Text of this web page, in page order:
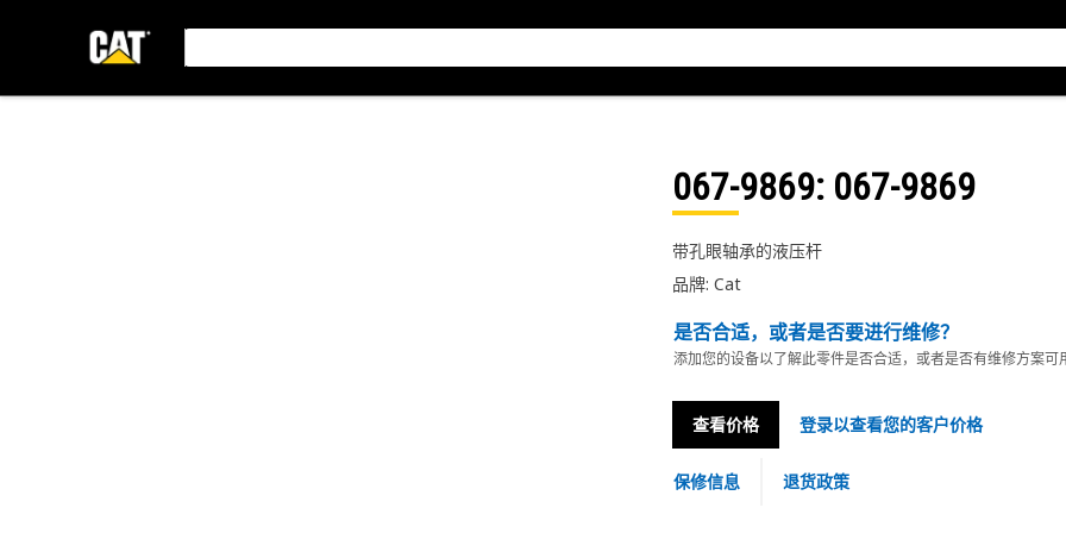
067-9869: 067-9869
带孔眼轴承的液压杆
品牌: Cat
是否合适，或者是否要进行维修？
添加您的设备以了解此零件是否合适，或者是否有维修方案可
查看价格 登录以查看您的客户价格
保修信息 退货政策